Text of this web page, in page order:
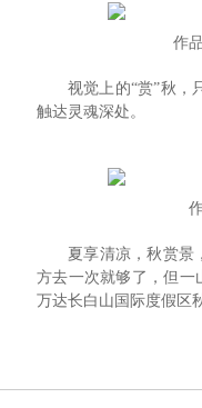
作
视觉上的“赏”秋，
触达灵魂深处。
夏享清凉，秋赏景
方去一次就够了，但一
万达长白山国际度假区